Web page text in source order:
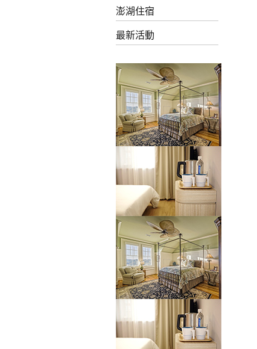
澎湖住宿
最新活動